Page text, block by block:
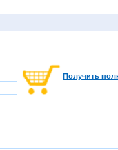
Получить